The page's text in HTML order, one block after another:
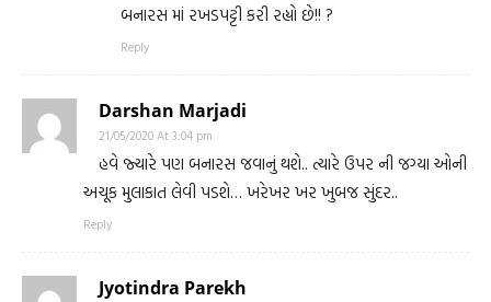
બનારસ માં રખડપટ્ટી કરી રહ્યો છે!! ?
Reply
Darshan Marjadi
21/05/2020 At 3:04 pm
હવે જ્યારે પણ બનારસ જવાનું થશે.. ત્યારે ઉપર ની જગ્યા ઓની
અચૂક મુલાકાત લેવી પડશે… ખરેખર ખર ખુબજ સુંદર..
Reply
Jyotindra Parekh